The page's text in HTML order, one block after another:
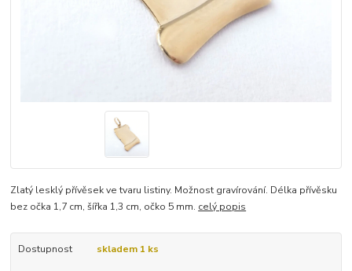
Zlatý lesklý přívěsek ve tvaru listiny. Možnost gravírování. Délka přívěsku
bez očka 1,7 cm, šířka 1,3 cm, očko 5 mm. celý popis
Dostupnost skladem 1 ks